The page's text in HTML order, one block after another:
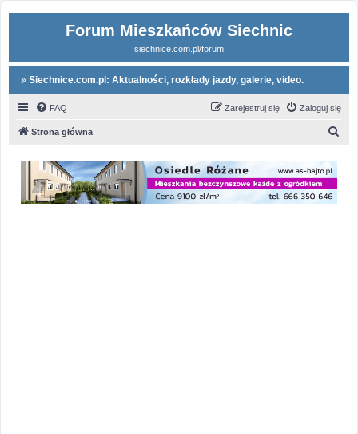
Forum Mieszkańców Siechnic
siechnice.com.pl/forum
Siechnice.com.pl: Aktualności, rozkłady jazdy, galerie, video.
FAQ Zaloguj się
Zarejestruj się
Strona główna